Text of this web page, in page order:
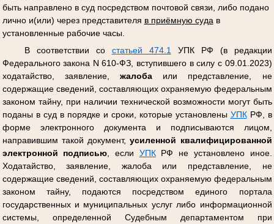
быть направлено в суд посредством почтовой связи, либо подано
лично и(или) через представителя в приёмную суда в
установленные рабочие часы.
В соответствии со статьей 474.1
УПК РФ (в редакции
Федерального закона N 610-ФЗ, вступившего в силу с 09.01.2023)
ходатайство, заявление, жалобаили представление, не
содержащие сведений, составляющих охраняемую федеральным
законом тайну, при наличии технической возможности могут быть
поданы в суд в порядке и сроки, которые установлены УПКРФ, в
форме электронного документа и подписываются лицом,
направившим такой документ,усиленной квалифицированной
электронной подписью , если УПКРФ не установлено иное.
Ходатайство, заявление, жалоба или представление, не
содержащие сведений, составляющих охраняемую федеральным
законом тайну, подаются посредством единого портала
государственных и муниципальных услуг либо информационной
системы, определенной Судебным департаментом при